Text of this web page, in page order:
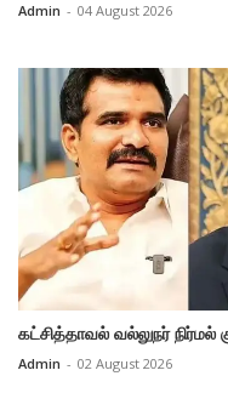
Admin - 04 August 2026
கட்சித்தாவல் வல்லுநர் நிர்மல்
Admin - 02 August 2026